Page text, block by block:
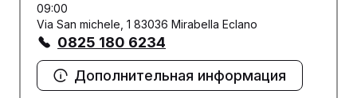
09:00
Via San michele, 1 83036 Mirabella Eclano
0825 180 6234
Дополнительная информация